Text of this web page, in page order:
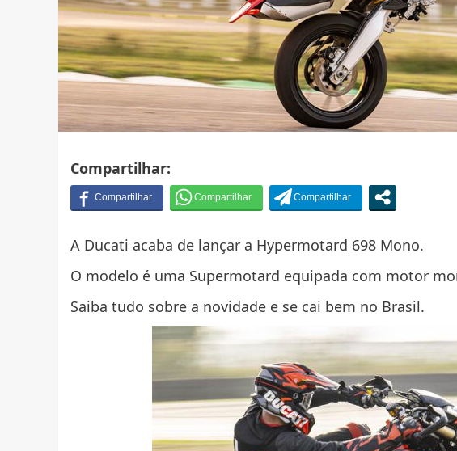
Compartilhar:
A Ducati acaba de lançar a Hypermotard 698 Mono.
O modelo é uma Supermotard equipada com motor
Saiba tudo sobre a novidade e se cai bem no Brasil.